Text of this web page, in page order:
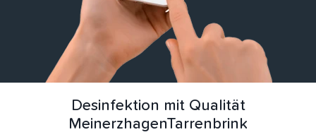
Desinfektion mit Qualität
MeinerzhagenTarrenbrink